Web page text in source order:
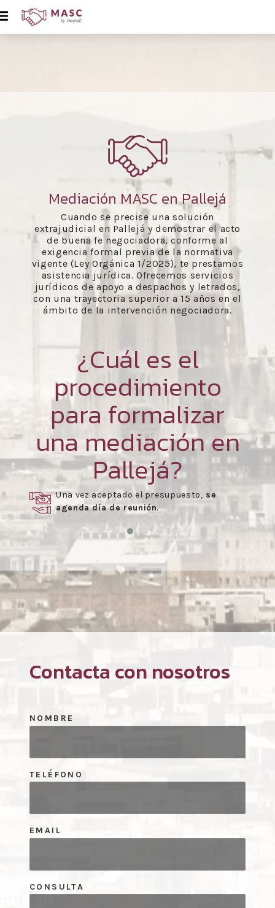
Mediación MASC en Pallejá
Cuando se precise una solución
extrajudicial en Pallejá y demostrar el acto
de buena fe negociadora, conforme al
exigencia formal previa de la normativa
vigente (Ley Orgánica 1/2025), te prestamos
asistencia jurídica. Ofrecemos servicios
jurídicos de apoyo a despachos y letrados,
con una trayectoria superior a 15 años en el
ámbito de la intervención negociadora.
¿Cuál es el
procedimiento
para formalizar
una mediación en
Pallejá?
Una vez aceptado el presupuesto, se
agenda día de reunión.
Contacta con nosotros
NOMBRE
TELÉFONO
EMAIL
CONSULTA